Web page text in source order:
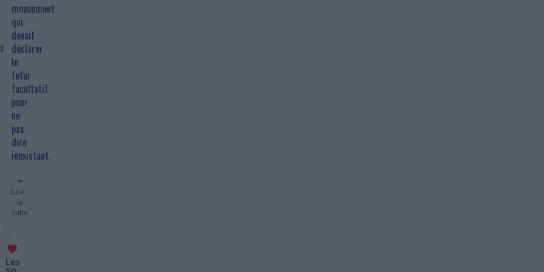
mouvement
qui
devait
déclarer
le
futur
facultatif
pour
ne
pas
dire
inexistant.
Lire
la
suite
stock
Les